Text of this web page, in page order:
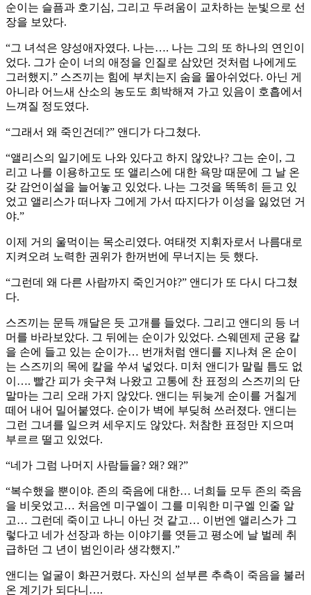
순이는 슬픔과 호기심, 그리고 두려움이 교차하는 눈빛으로 선
장을 보았다.
“그 녀석은 양성애자였다. 나는…. 나는 그의 또 하나의 연인이
었다. 그가 순이 너의 애정을 인질로 삼았던 것처럼 나에게도
그러했지.” 스즈끼는 힘에 부치는지 숨을 몰아쉬었다. 아닌 게
아니라 어느새 산소의 농도도 희박해져 가고 있음이 호흡에서
느껴질 정도였다.
“그래서 왜 죽인건데?” 앤디가 다그쳤다.
“앨리스의 일기에도 나와 있다고 하지 않았나? 그는 순이, 그
리고 나를 이용하고도 또 앨리스에 대한 욕망 때문에 그 날 온
갖 감언이설을 늘어놓고 있었다. 나는 그것을 똑똑히 듣고 있
었고 앨리스가 떠나자 그에게 가서 따지다가 이성을 잃었던 거
야.”
이제 거의 울먹이는 목소리였다. 여태껏 지휘자로서 나름대로
지켜오려 노력한 권위가 한꺼번에 무너지는 듯 했다.
“그런데 왜 다른 사람까지 죽인거야?” 앤디가 또 다시 다그쳤
다.
스즈끼는 문득 깨달은 듯 고개를 들었다. 그리고 앤디의 등 너
머를 바라보았다. 그 뒤에는 순이가 있었다. 스웨덴제 군용 칼
을 손에 들고 있는 순이가… 번개처럼 앤디를 지나쳐 온 순이
는 스즈끼의 목에 칼을 쑤셔 넣었다. 미처 앤디가 말릴 틈도 없
이…. 빨간 피가 솟구쳐 나왔고 고통에 찬 표정의 스즈끼의 단
말마는 그리 오래 가지 않았다. 앤디는 뒤늦게 순이를 거칠게
떼어 내어 밀어붙였다. 순이가 벽에 부딪혀 쓰러졌다. 앤디는
그런 그녀를 일으켜 세우지도 않았다. 처참한 표정만 지으며
부르르 떨고 있었다.
“네가 그럼 나머지 사람들을? 왜? 왜?”
“복수했을 뿐이야. 존의 죽음에 대한… 너희들 모두 존의 죽음
을 비웃었고… 처음엔 미구엘이 그를 미워한 미구엘 인줄 알
고… 그런데 죽이고 나니 아닌 것 같고… 이번엔 앨리스가 그
렇다고 네가 선장과 하는 이야기를 엿듣고 평소에 날 벌레 취
급하던 그 년이 범인이라 생각했지.”
앤디는 얼굴이 화끈거렸다. 자신의 섣부른 추측이 죽음을 불러
온 계기가 되다니….